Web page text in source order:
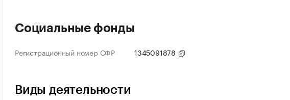
Социальные фонды
Регистрационный номер СФР 1345091878
Виды деятельности